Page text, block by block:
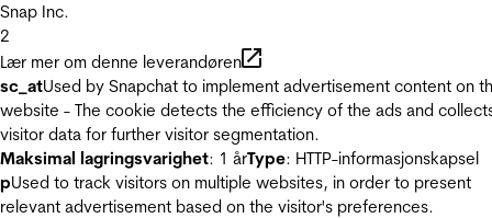
Snap Inc.
2
Lær mer om denne leverandøren
sc_atUsed by Snapchat to implement advertisement content on
website - The cookie detects the efficiency of the ads and
visitor data for further visitor segmentation.
Maksimal lagringsvarighet: 1 årType: HTTP-informasjonskapsel
pUsed to track visitors on multiple websites, in order to present
relevant advertisement based on the visitor's preferences.